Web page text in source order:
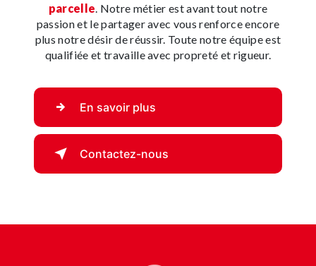
parcelle . Notre métier est avant tout notre
passion et le partager avec vous renforce encore
plus notre désir de réussir. Toute notre équipe est
qualifiée et travaille avec propreté et rigueur.
En savoir plus
Contactez-nous